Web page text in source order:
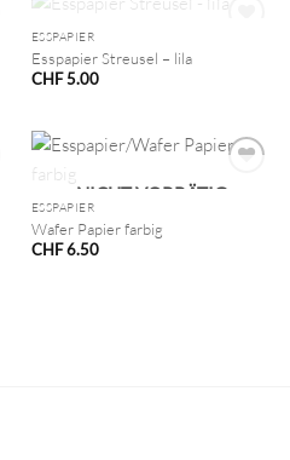
NICHT VORRÄTIG
ESSPAPIER
Esspapier Streusel – lila
CHF5.00
NICHT VORRÄTIG
ESSPAPIER
Wafer Papier farbig
CHF6.50